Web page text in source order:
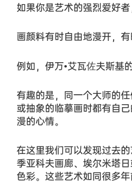
如果你是艺术的强烈爱好
画颜料有时自由地漫开，
例如，伊万•艾瓦佐夫斯基
有趣的是，同一个大师的
或抽象的临摹画时都有自
漫的心情。
在这里我们可以发现过去
季亚科夫画廊、埃尔米塔
色彩。这些艺术如同很多